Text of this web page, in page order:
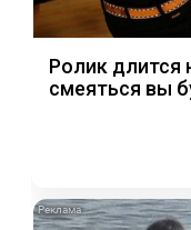
Ролик длится
смеяться вы